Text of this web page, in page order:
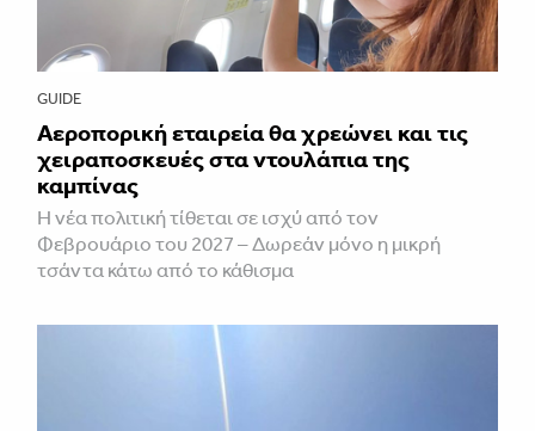
GUIDE
Αεροπορική εταιρεία θα χρεώνει και τις
χειραποσκευές στα ντουλάπια της
καμπίνας
Η νέα πολιτική τίθεται σε ισχύ από τον
Φεβρουάριο του 2027 – Δωρεάν μόνο η μικρή
τσάντα κάτω από το κάθισμα